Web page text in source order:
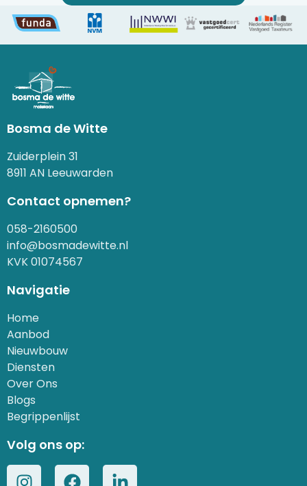
Bosma de Witte
Zuiderplein 31
8911 AN Leeuwarden
Contact opnemen?
058-2160500
info@bosmadewitte.nl
KVK 01074567
Navigatie
Home
Aanbod
Nieuwbouw
Diensten
Over Ons
Blogs
Begrippenlijst
Volg ons op: